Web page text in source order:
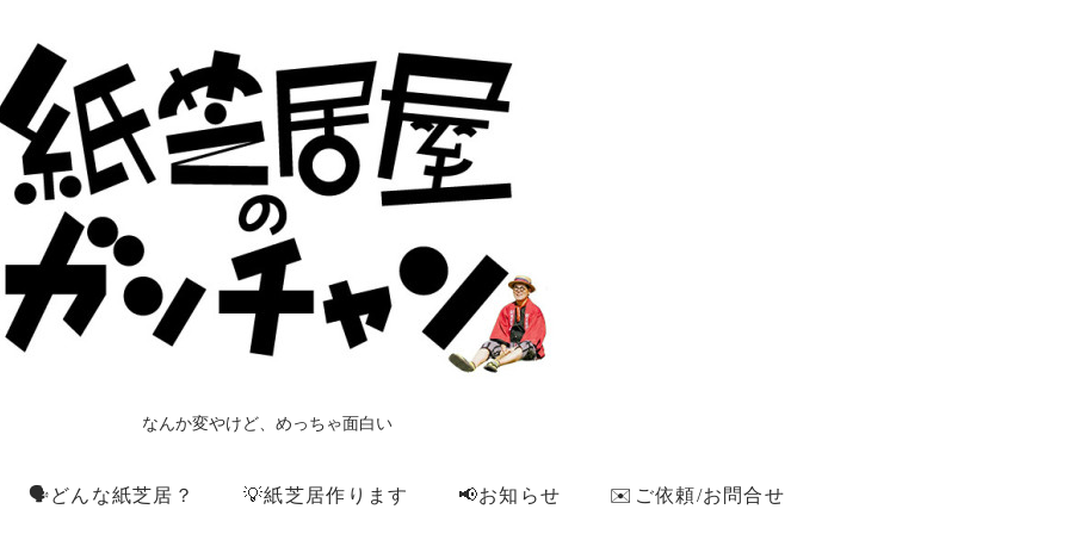
なんか変やけど、めっちゃ面白い
🗣️どんな紙芝居？ 💡紙芝居作ります 📢お知らせ ✉️ご依頼/お問合せ